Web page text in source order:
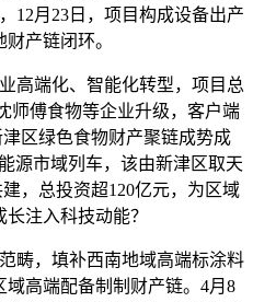
12月23日，项目构成设备出产
产链闭环。
端化、智能化转型，项目总
师傅食物等企业升级，客户端
津区绿色食物财产聚链成势成
源市域列车，该由新津区取天
，总投资超120亿元，为区域
注入科技动能？
，填补西南地域高端标涂料
高端配备制制财产链。4月8